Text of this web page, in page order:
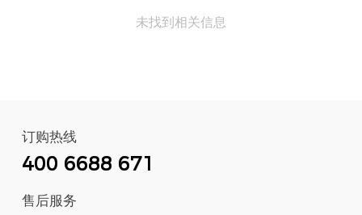
未找到相关信息
订购热线
400 6688 671
售后服务